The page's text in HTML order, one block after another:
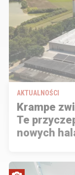
AKTUALNOŚCI
Krampe
Te
nowych